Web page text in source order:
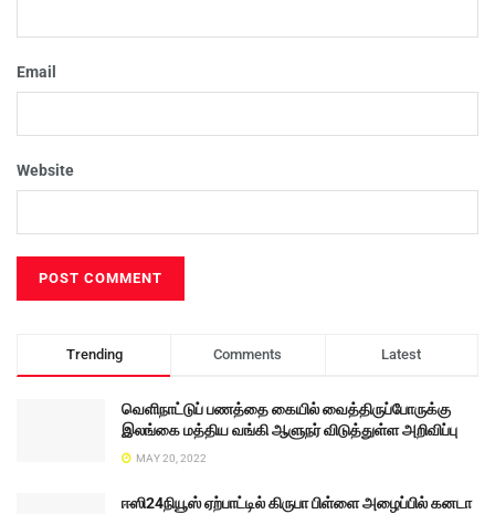
Email
Website
Trending Comments Latest
வெளிநாட்டுப் பணத்தை கையில் வைத்திருப்போருக்கு
இலங்கை மத்திய வங்கி ஆளுநர் விடுத்துள்ள அறிவிப்பு
MAY 20, 2022
ஈஸி24நியூஸ் ஏற்பாட்டில் கிருபா பிள்ளை அழைப்பில் கனடா